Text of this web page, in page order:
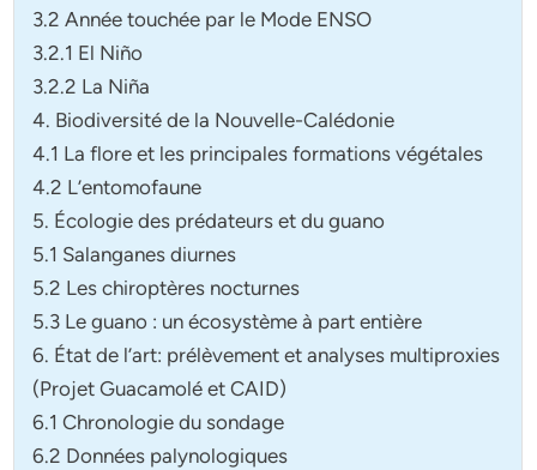
3.2 Année touchée par le Mode ENSO
3.2.1 El Niño
3.2.2 La Niña
4. Biodiversité de la Nouvelle-Calédonie
4.1 La flore et les principales formations végétales
4.2 L’entomofaune
5. Écologie des prédateurs et du guano
5.1 Salanganes diurnes
5.2 Les chiroptères nocturnes
5.3 Le guano : un écosystème à part entière
6. État de l’art: prélèvement et analyses multiproxies
(Projet Guacamolé et CAID)
6.1 Chronologie du sondage
6.2 Données palynologiques